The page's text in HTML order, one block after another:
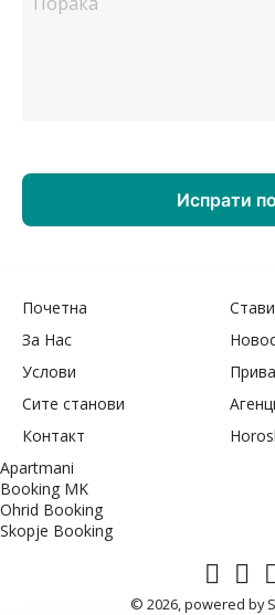
Почетна
За Нас
Услови
Сите станови
Контакт
Apartmani
Booking MK
Ohrid Booking
Skopje Booking
© 2026, powered by